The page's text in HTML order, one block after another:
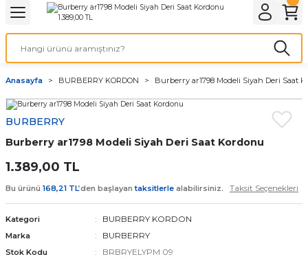
& ELEKTİRİK AYDINLATMA & ELEKTRİK
ve Cihaz Pilleri
ÇEŞİTLERİ
Kordon Çeşitleri
Kordonları
saat kordonu
Kordonları
Anasayfa BURBERRY KORDON Burberry ar1798 Modeli Siyah Deri Saat
BURBERRY
Burberry ar1798 Modeli Siyah Deri Saat Kordonu
1.389,00 TL
Bu ürünü 168,21 TL’den başlayantaksitlerle alabilirsiniz. Taksit Seçenekleri
Kategori BURBERRY KORDON
Marka BURBERRY
Stok Kodu BRBRYELYPM 09